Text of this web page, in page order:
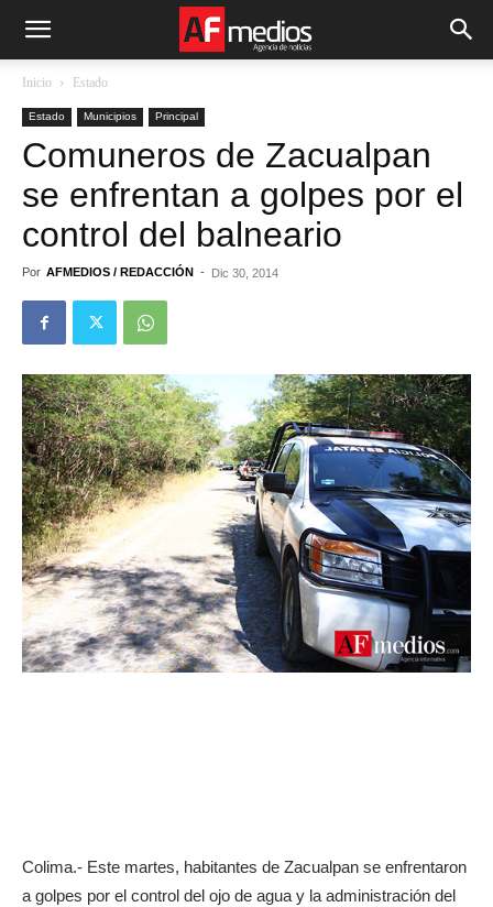
Inicio Estado
Estado Municipios Principal
Comuneros de Zacualpan
se enfrentan a golpes por el
control del balneario
Por AFMEDIOS / REDACCIÓN - Dic 30, 2014
Colima.- Este martes, habitantes de Zacualpan se enfrentaron
a golpes por el control del ojo de agua y la administración del